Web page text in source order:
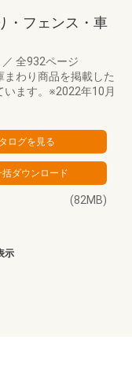
・フェンス・車
／ 全932ページ
わり商品を掲載した
います。※2022年10月
(82MB)
示